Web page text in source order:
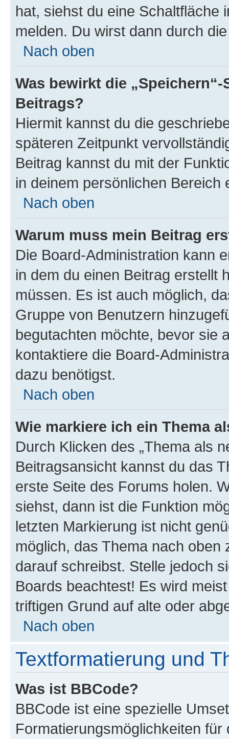
hat, siehst du eine Schaltfläche
melden. Du wirst dann durch
Nach oben
Was bewirkt die
Beitrags?
Hiermit kannst du die
späteren Zeitpunkt
Beitrag kannst du mit der
in deinem persönlichen Bereich
Nach oben
Warum muss mein Beitrag
Die Board-Administration kann
in dem du einen Beitrag erstellt
müssen. Es ist auch möglich,
Gruppe von Benutzern
begutachten möchte, bevor sie
kontaktiere die Board-
dazu benötigst.
Nach oben
Wie markiere ich ein Thema
Durch Klicken des „Thema als
Beitragsansicht kannst du das
erste Seite des Forums holen.
siehst, dann ist die Funktion
letzten Markierung ist nicht
möglich, das Thema nach oben
darauf schreibst. Stelle jedoch
Boards beachtest! Es wird
triftigen Grund auf alte oder
Nach oben
Textformatierung und
Was ist BBCode?
BBCode ist eine spezielle
Formatierungsmöglichkeiten